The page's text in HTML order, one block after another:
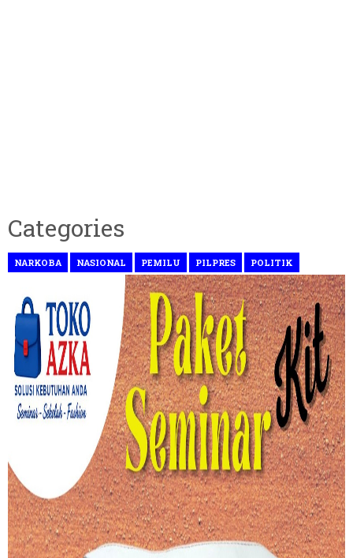
Categories
NARKOBA NASIONAL PEMILU PILPRES POLITIK